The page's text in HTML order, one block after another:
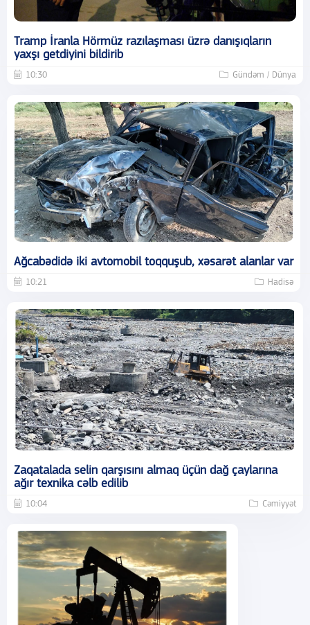
Tramp İranla Hörmüz razılaşması üzrə danışıqların
yaxşı getdiyini bildirib
10:30 Gündəm / Dünya
Ağcabədidə iki avtomobil toqquşub, xəsarət alanlar var
10:21 Hadisə
Zaqatalada selin qarşısını almaq üçün dağ çaylarına
ağır texnika cəlb edilib
10:04 Cəmiyyət